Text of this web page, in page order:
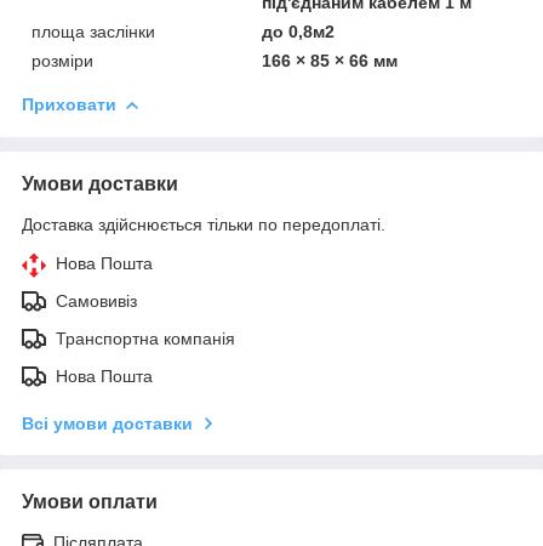
площа заслінки
до 0,8м2
розміри
166 × 85 × 66 мм
Приховати
Умови доставки
Доставка здійснюється тільки по передоплаті.
Нова Пошта
Самовивіз
Транспортна компанія
Нова Пошта
Всі умови доставки
Умови оплати
Післяплата